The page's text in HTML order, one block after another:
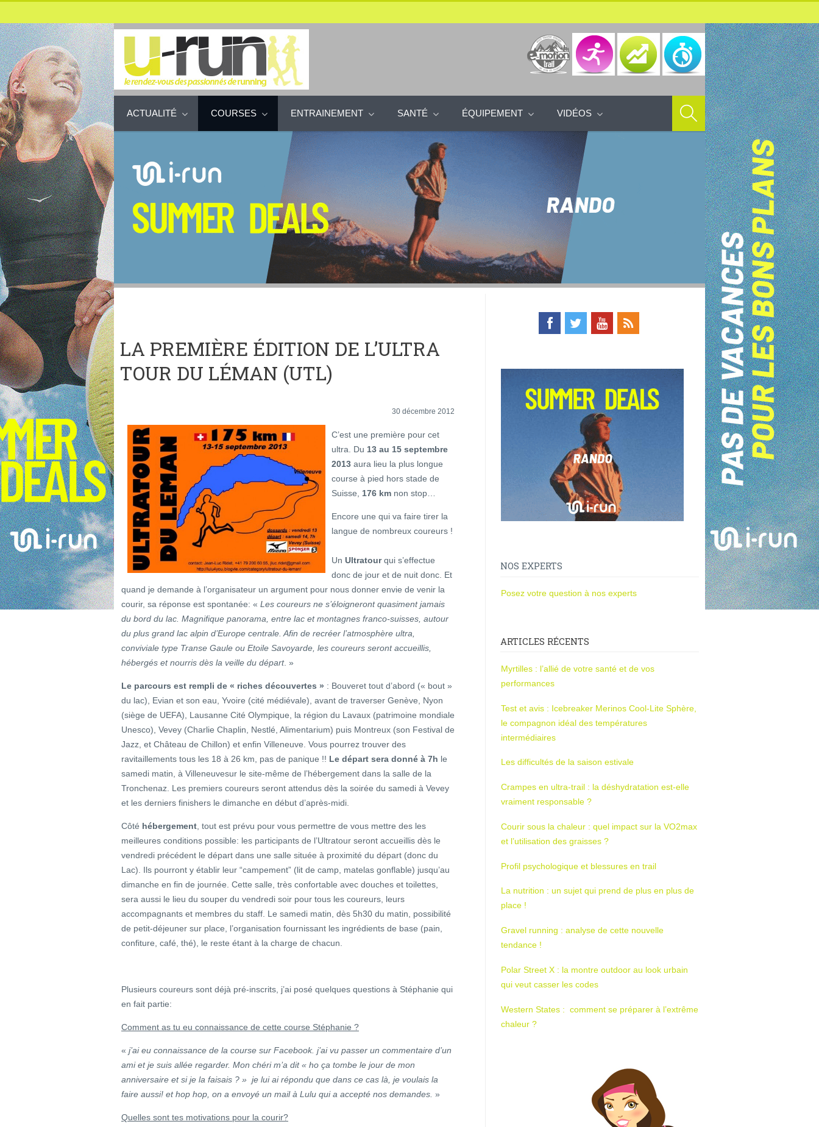
ACTUALITÉ COURSES ENTRAINEMENT SANTÉ ÉQUIPEMENT VIDÉOS
LA PREMIÈRE ÉDITION DE L’ULTRA
TOUR DU LÉMAN (UTL)
30 décembre 2012
C’est une première pour cet
ultra. Du 13 au 15 septembre
2013 aura lieu la plus longue
course à pied hors stade de
Suisse, 176 km non stop…
Encore une qui va faire tirer la
langue de nombreux coureurs !
Un Ultratourqui s’effectue
donc de jour et de nuit donc. Et
quand je demande à l’organisateur un argument pour nous donner envie de venir la
courir, sa réponse est spontanée: « Les coureurs ne s’éloigneront quasiment jamais
du bord du lac. Magnifique panorama, entre lac et montagnes franco-suisses, autour
du plus grand lac alpin d’Europe centrale. Afin de recréer l’atmosphère ultra,
conviviale type Transe Gaule ou Etoile Savoyarde, les coureurs seront accueillis,
hébergés et nourris dès la veille du départ. »
Le parcours est rempli de « riches découvertes » : Bouveret tout d’abord (« bout »
du lac), Evian et son eau, Yvoire (cité médiévale), avant de traverser Genève, Nyon
(siège de UEFA), Lausanne Cité Olympique, la région du Lavaux (patrimoine mondiale
Unesco), Vevey (Charlie Chaplin, Nestlé, Alimentarium) puis Montreux (son Festival de
Jazz, et Château de Chillon) et enfin Villeneuve. Vous pourrez trouver des
ravitaillements tous les 18 à 26 km, pas de panique !! Le départ sera donné à 7h le
samedi matin, à Villeneuvesur le site-même de l’hébergement dans la salle de la
Tronchenaz. Les premiers coureurs seront attendus dès la soirée du samedi à Vevey
et les derniers finishers le dimanche en début d’après-midi.
Côté hébergement , tout est prévu pour vous permettre de vous mettre des les
meilleures conditions possible: les participants de l’Ultratour seront accueillis dès le
vendredi précédent le départ dans une salle située à proximité du départ (donc du
Lac). Ils pourront y établir leur “campement” (lit de camp, matelas gonflable) jusqu’au
dimanche en fin de journée. Cette salle, très confortable avec douches et toilettes,
sera aussi le lieu du souper du vendredi soir pour tous les coureurs, leurs
accompagnants et membres du staff. Le samedi matin, dès 5h30 du matin, possibilité
de petit-déjeuner sur place, l’organisation fournissant les ingrédients de base (pain,
confiture, café, thé), le reste étant à la charge de chacun.
Plusieurs coureurs sont déjà pré-inscrits, j’ai posé quelques questions à Stéphanie qui
en fait partie:
Comment as tu eu connaissance de cette course Stéphanie ?
« j’ai eu connaissance de la course sur Facebook. j’ai vu passer un commentaire d’un
ami et je suis allée regarder. Mon chéri m’a dit « ho ça tombe le jour de mon
anniversaire et si je la faisais ? » je lui ai répondu que dans ce cas là, je voulais la
faire aussi! et hop hop, on a envoyé un mail à Lulu qui a accepté nos demandes. »
Quelles sont tes motivations pour la courir?
NOS EXPERTS
Posez votre question à nos experts
ARTICLES RÉCENTS
Myrtilles : l’allié de votre santé et de vos
performances
Test et avis : Icebreaker Merinos Cool-Lite Sphère,
le compagnon idéal des températures
intermédiaires
Les difficultés de la saison estivale
Crampes en ultra-trail : la déshydratation est-elle
vraiment responsable ?
Courir sous la chaleur : quel impact sur la VO2max
et l’utilisation des graisses ?
Profil psychologique et blessures en trail
La nutrition : un sujet qui prend de plus en plus de
place !
Gravel running : analyse de cette nouvelle
tendance !
Polar Street X : la montre outdoor au look urbain
qui veut casser les codes
Western States : comment se préparer à l’extrême
chaleur ?